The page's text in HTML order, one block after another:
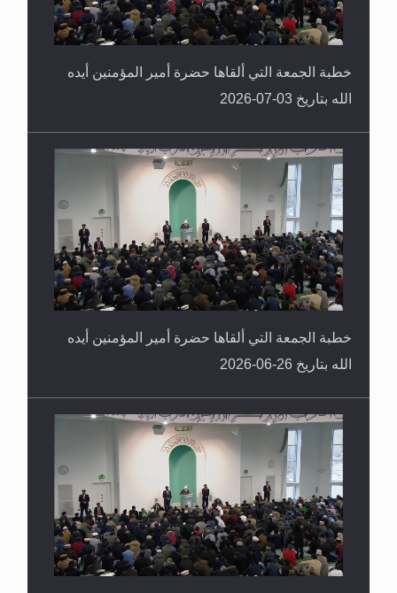
خطبة الجمعة التي ألقاها حضرة أمير المؤمنين أيده
الله بتاريخ 03-07-2026
خطبة الجمعة التي ألقاها حضرة أمير المؤمنين أيده
الله بتاريخ 26-06-2026